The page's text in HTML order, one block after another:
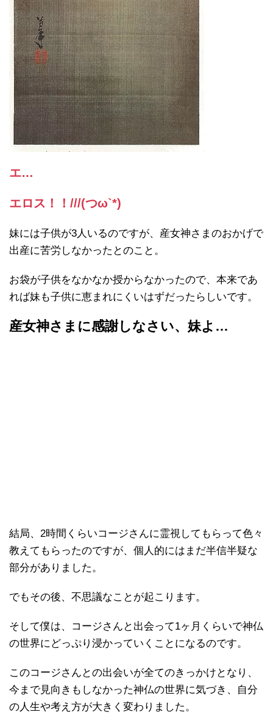
エ…
エロス！！///(つω`*)
妹には子供が3人いるのですが、産女神さまのおかげで
出産に苦労しなかったとのこと。
お袋が子供をなかなか授からなかったので、本来であ
れば妹も子供に恵まれにくいはずだったらしいです。
産女神さまに感謝しなさい、妹よ…
結局、2時間くらいコージさんに霊視してもらって色々
教えてもらったのですが、個人的にはまだ半信半疑な
部分がありました。
でもその後、不思議なことが起こります。
そして僕は、コージさんと出会って1ヶ月くらいで神仏
の世界にどっぷり浸かっていくことになるのです。
このコージさんとの出会いが全てのきっかけとなり、
今まで見向きもしなかった神仏の世界に気づき、自分
の人生や考え方が大きく変わりました。